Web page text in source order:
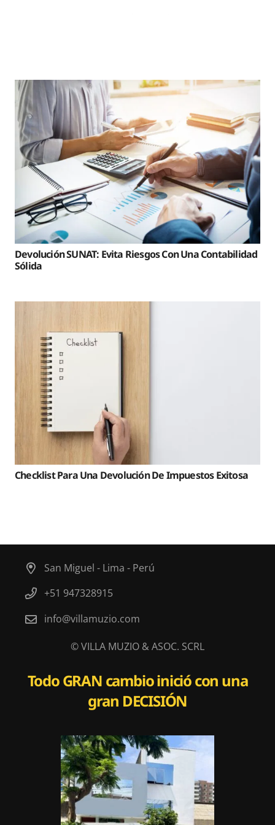
Devolución SUNAT: Evita Riesgos Con Una Contabilidad
Sólida
Checklist Para Una Devolución De Impuestos Exitosa
San Miguel - Lima - Perú
+51 947328915
info@villamuzio.com
© VILLA MUZIO & ASOC. SCRL
TodoGRAN cambio inició con una
gran DECISIÓN